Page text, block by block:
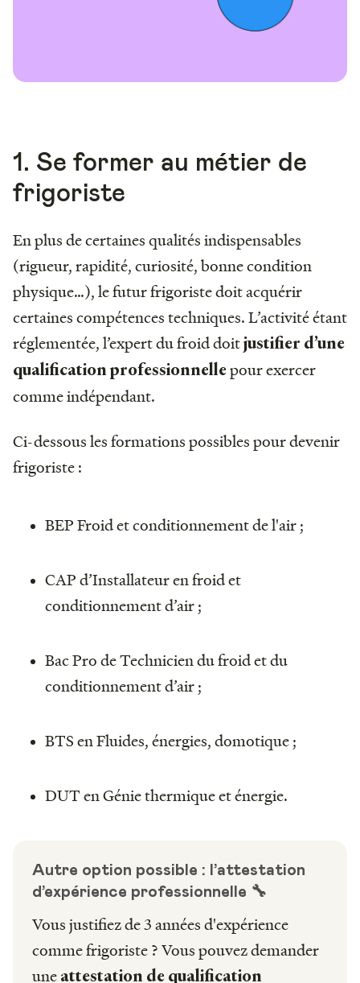
1. Se former au métier de
frigoriste
En plus de certaines qualités indispensables
(rigueur, rapidité, curiosité, bonne condition
physique…), le futur frigoriste doit acquérir
certaines compétences techniques. L’activité étant
réglementée, l’expert du froid doitjustifier d’une
qualification professionnellepour exercer
comme indépendant.
Ci-dessous les formations possibles pour devenir
frigoriste :
BEP Froid et conditionnement de l'air ;
CAP d’Installateur en froid et
conditionnement d’air ;
Bac Pro de Technicien du froid et du
conditionnement d’air ;
BTS en Fluides, énergies, domotique ;
DUT en Génie thermique et énergie.
Autre option possible : l’attestation
d’expérience professionnelle 🔧
Vous justifiez de 3 années d'expérience
comme frigoriste ? Vous pouvez demander
une attestation de qualification